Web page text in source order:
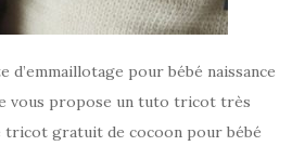
pour bébé naissance
vous propose un tuto tricot très
tricot gratuit de cocoon pour bébé